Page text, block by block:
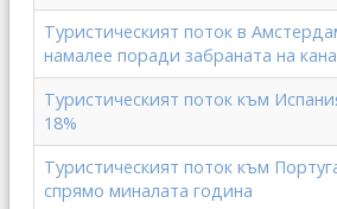
Туристическият поток в
намалее поради забраната на
Туристическият поток към
18%
Туристическият поток към
спрямо миналата година